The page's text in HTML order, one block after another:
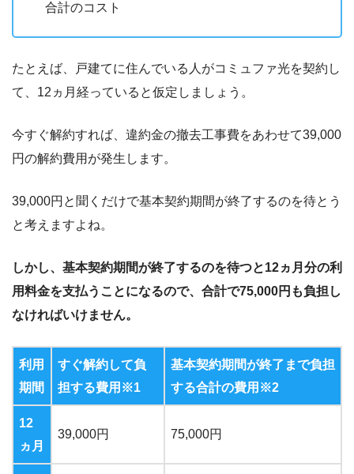
合計のコスト
たとえば、戸建てに住んでいる人がコミュファ光を契約し
て、 12 ヵ月経っていると仮定しましょう。
今すぐ解約すれば、違約金の撤去工事費をあわせて39,000
円の解約費用が発生します。
39,000円と聞くだけで基本契約期間が終了するのを待とう
と考えますよね。
しかし、基本契約期間が終了するのを待つと12ヵ月分の利
用料金を支払うことになるので、合計で75,000円も負担し
なければいけません。
利用
期間
すぐ解約して負
担する費用 ※1
基本契約期間が終了まで負担
する合計の費用 ※2
12
ヵ月
39,000円 75,000円